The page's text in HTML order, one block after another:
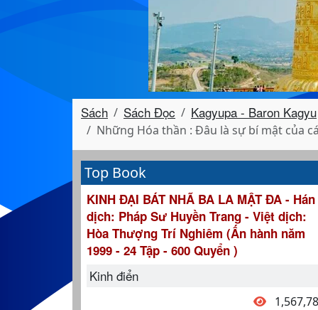
Sách Sách Đọc Kagyupa - Baron Kagyu
Những Hóa thần : Đâu là sự bí mật của
Top Book
KINH ĐẠI BÁT NHÃ BA LA MẬT ĐA - Hán
dịch: Pháp Sư Huyền Trang - Việt dịch:
Hòa Thượng Trí Nghiêm (Ấn hành năm
1999 - 24 Tập - 600 Quyển )
Kinh điển